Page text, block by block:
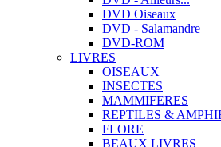
DVD Oiseaux
DVD - Salamandre
DVD-ROM
LIVRES
OISEAUX
INSECTES
MAMMIFERES
REPTILES &
FLORE
BEAUX LIVRES